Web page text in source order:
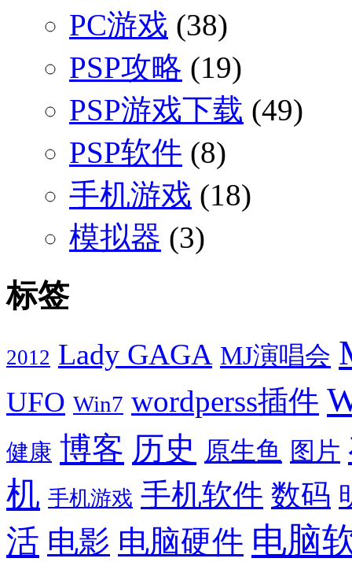
PC游戏 (38)
PSP攻略 (19)
PSP游戏下载 (49)
PSP软件 (8)
手机游戏 (18)
模拟器 (3)
标签
2012 Lady GAGA MJ演唱会
UFO Win7 wordperss插件
健康 博客 历史 原生鱼 图片
机 手机游戏 手机软件 数码
活 电影 电脑硬件 电脑